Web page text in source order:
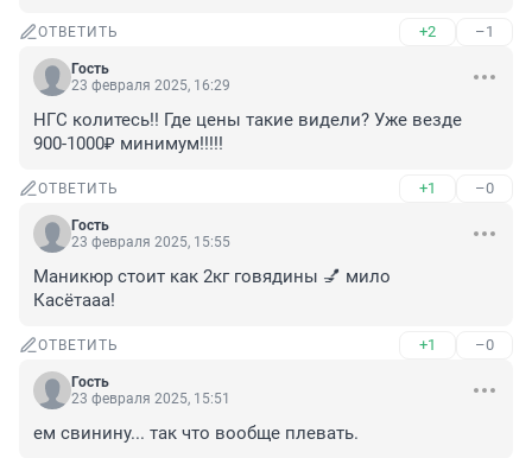
ОТВЕТИТЬ +2 –1
Гость
23 февраля 2025, 16:29
НГС колитесь!! Где цены такие видели? Уже везде
900-1000₽ минимум!!!!!
ОТВЕТИТЬ +1 –0
Гость
23 февраля 2025, 15:55
Маникюр стоит как 2кг говядины 💅 мило
Касётааа!
ОТВЕТИТЬ +1 –0
Гость
23 февраля 2025, 15:51
ем свинину... так что вообще плевать.